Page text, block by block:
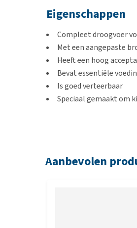
Eigenschappen
Compleet droogvoer
Met een aangepaste
Heeft een hoog
Bevat essentiële
Is goed verteerbaar
Speciaal gemaakt om
Aanbevolen